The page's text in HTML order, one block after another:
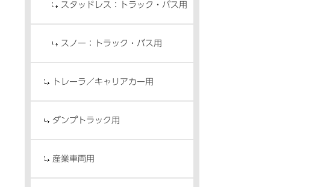
スタッドレス：トラック・バス用
スノー：トラック・バス用
トレーラ／キャリアカー用
ダンプトラック用
産業車両用